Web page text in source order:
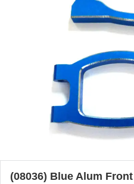
(08036) Blue Alum